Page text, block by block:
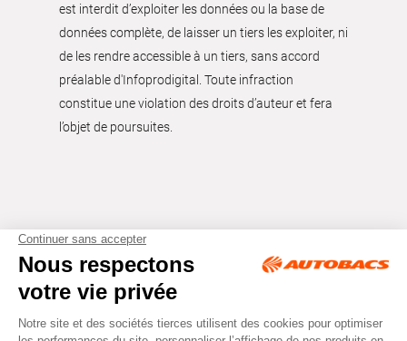
est interdit d’exploiter les données ou la base de
données complète, de laisser un tiers les exploiter, ni
de les rendre accessible à un tiers, sans accord
préalable d'Infoprodigital. Toute infraction
constitue une violation des droits d’auteur et fera
l’objet de poursuites.
Tous droits réservés © Autobacs